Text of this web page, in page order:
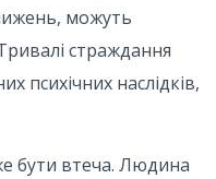
можуть
страждання
психічних наслідків,
бути втеча. Людина